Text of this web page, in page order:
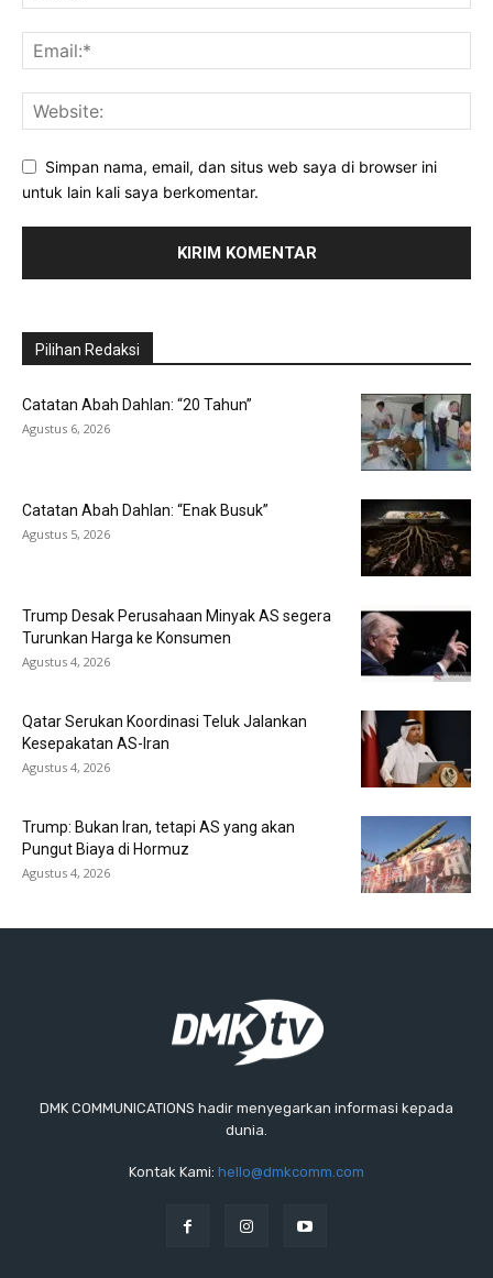
Simpan nama, email, dan situs web saya di browser ini
untuk lain kali saya berkomentar.
Pilihan Redaksi
Catatan Abah Dahlan: “20 Tahun”
Agustus 6, 2026
Catatan Abah Dahlan: “Enak Busuk”
Agustus 5, 2026
Trump Desak Perusahaan Minyak AS segera
Turunkan Harga ke Konsumen
Agustus 4, 2026
Qatar Serukan Koordinasi Teluk Jalankan
Kesepakatan AS-Iran
Agustus 4, 2026
Trump: Bukan Iran, tetapi AS yang akan
Pungut Biaya di Hormuz
Agustus 4, 2026
DMK COMMUNICATIONS hadir menyegarkan informasi kepada
dunia.
Kontak Kami: hello@dmkcomm.com